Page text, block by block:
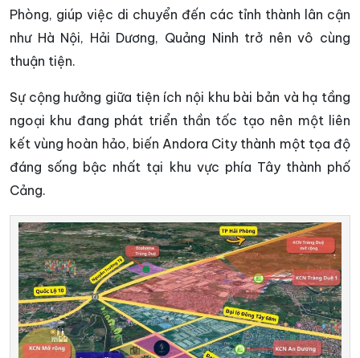
Phòng, giúp việc di chuyển đến các tỉnh thành lân cận
như Hà Nội, Hải Dương, Quảng Ninh trở nên vô cùng
thuận tiện.
Sự cộng hưởng giữa tiện ích nội khu bài bản và hạ tầng
ngoại khu đang phát triển thần tốc tạo nên một liên
kết vùng hoàn hảo, biến Andora City thành một tọa độ
đáng sống bậc nhất tại khu vực phía Tây thành phố
Cảng.